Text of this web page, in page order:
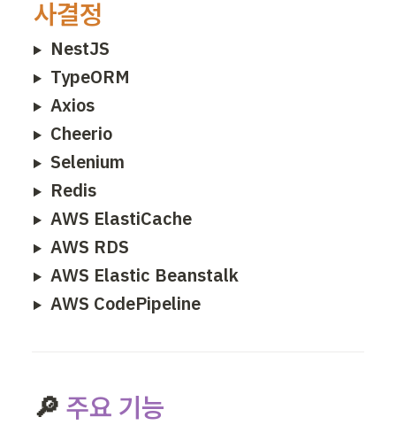
사결정
NestJS
TypeORM
Axios
Cheerio
Selenium
Redis
AWS ElastiCache
AWS RDS
AWS Elastic Beanstalk
AWS CodePipeline
🔎 주요 기능